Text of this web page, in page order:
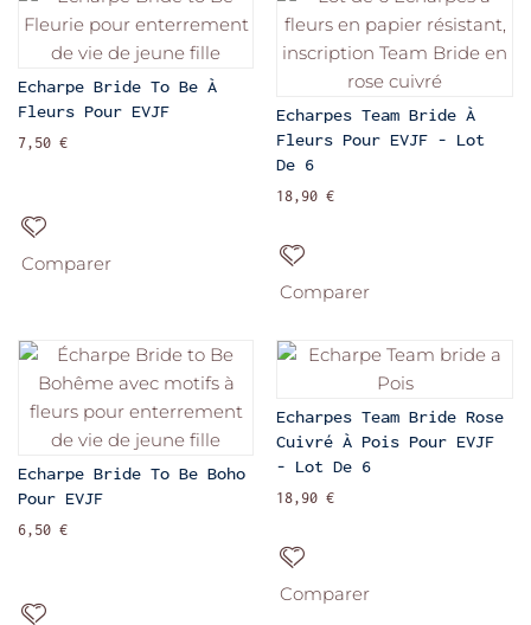
Echarpe Bride To Be À
Fleurs Pour EVJF
7,50 €
Comparer
Echarpes Team Bride À
Fleurs Pour EVJF - Lot
De 6
18,90 €
Comparer
Echarpe Bride To Be Boho
Pour EVJF
6,50 €
Echarpes Team Bride Rose
Cuivré À Pois Pour EVJF
- Lot De 6
18,90 €
Comparer